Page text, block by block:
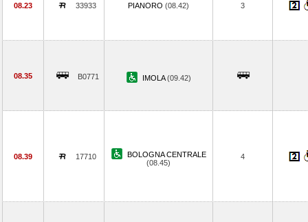
08.23 33933 PIANORO (08.42) 3
08.35 B0771 IMOLA(09.42)
08.39 17710
BOLOGNA CENTRALE
(08.45)
4